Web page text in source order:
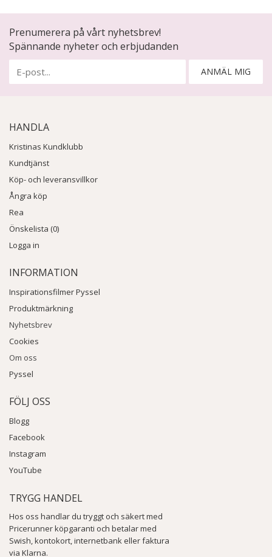
Prenumerera på vårt nyhetsbrev!
Spännande nyheter och erbjudanden
ANMÄL MIG
HANDLA
Kristinas Kundklubb
Kundtjänst
Köp- och leveransvillkor
Ångra köp
Rea
Önskelista (0)
Logga in
INFORMATION
Inspirationsfilmer Pyssel
Produktmärkning
Nyhetsbrev
Cookies
Om oss
Pyssel
FÖLJ OSS
Blogg
Facebook
Instagram
YouTube
TRYGG HANDEL
Hos oss handlar du tryggt och säkert med
Pricerunner köpgaranti och betalar med
Swish, kontokort, internetbank eller faktura
via Klarna.